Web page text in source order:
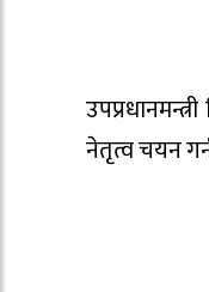
नेतृत्व चयन